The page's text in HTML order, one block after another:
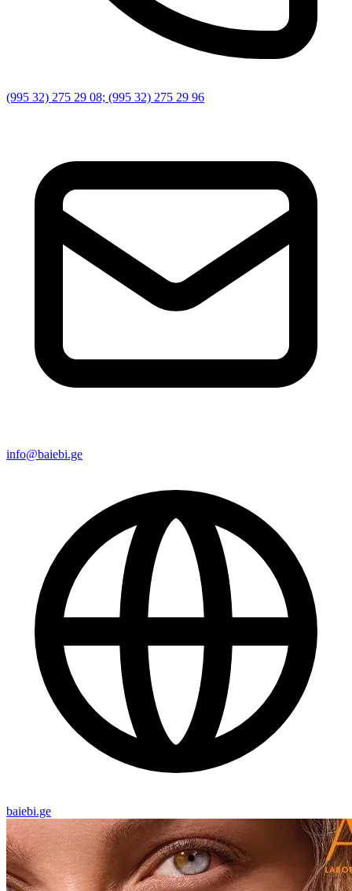
(995 32) 275 29 08; (995 32) 275 29 96
info@baiebi.ge
baiebi.ge